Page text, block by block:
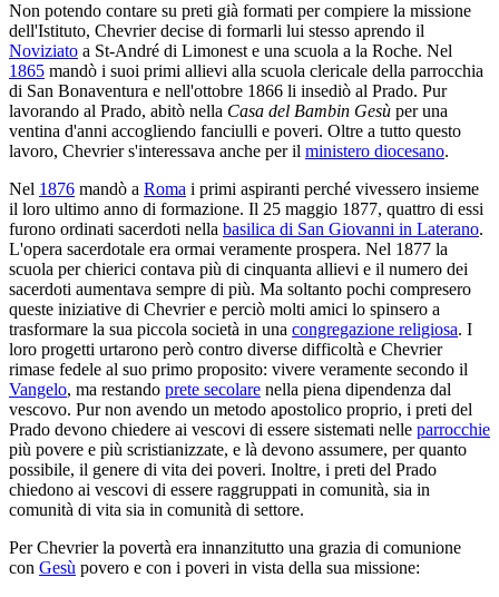
Non potendo contare su preti già formati per compiere la missione
dell'Istituto, Chevrier decise di formarli lui stesso aprendo il
Noviziato a St-André di Limonest e una scuola a la Roche. Nel
1865 mandò i suoi primi allievi alla scuola clericale della parrocchia
di San Bonaventura e nell'ottobre 1866 li insediò al Prado. Pur
lavorando al Prado, abitò nella Casa del Bambin Gesù per una
ventina d'anni accogliendo fanciulli e poveri. Oltre a tutto questo
lavoro, Chevrier s'interessava anche per il ministero diocesano.
Nel 1876 mandò a Roma i primi aspiranti perché vivessero insieme
il lo­ro ultimo anno di formazione. Il 25 maggio 1877, quattro di essi
furono or­dinati sacerdoti nella basilica di San Giovanni in Laterano.
L'opera sacerdota­le era ormai veramente prospera. Nel 1877 la
scuola per chierici contava più di cinquanta allievi e il numero dei
sacerdoti aumentava sempre di più. Ma soltanto pochi compresero
queste iniziative di Chevrier e perciò molti amici lo spinsero a
trasformare la sua piccola società in una congregazione religiosa. I
loro progetti urtarono però contro diverse difficoltà e Chevrier
rimase fedele al suo primo proposito: vivere veramente secondo il
Vangelo, ma re­stando prete secolare nella piena dipendenza dal
vescovo. Pur non avendo un metodo apostolico proprio, i preti del
Prado devono chiedere ai vescovi di essere sistemati nelle parrocchie
più povere e più scristianizzate, e là devono assumere, per quanto
possibile, il genere di vita dei poveri. Inoltre, i preti del Prado
chiedono ai vescovi di essere raggrup­pati in comunità, sia in
comunità di vita sia in comunità di settore.
Per Chevrier la povertà era innanzitutto una grazia di comunione
con Gesù povero e con i poveri in vista della sua missione: